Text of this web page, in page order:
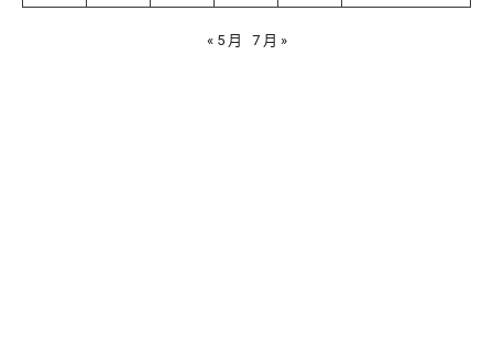
« 5 月 7 月 »